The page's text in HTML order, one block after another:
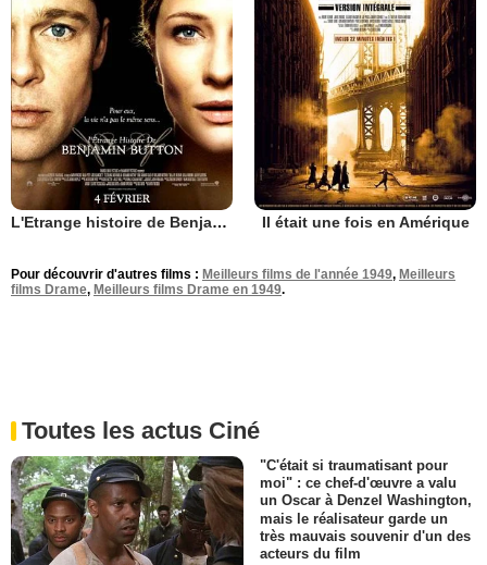
L'Etrange histoire de Benjamin Button Il était une fois en Amérique
Pour découvrir d'autres films : Meilleurs films de l'année 1949, Meilleurs
films Drame, Meilleurs films Drame en 1949.
Toutes les actus Ciné
"C'était si traumatisant pour
moi" : ce chef-d'œuvre a valu
un Oscar à Denzel Washington,
mais le réalisateur garde un
très mauvais souvenir d'un des
acteurs du film